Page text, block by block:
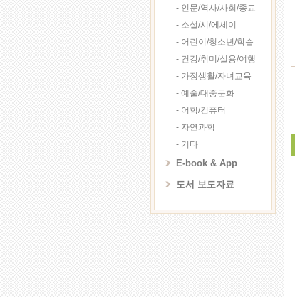
- 인문/역사/사회/종교
- 소설/시/에세이
- 어린이/청소년/학습
- 건강/취미/실용/여행
- 가정생활/자녀교육
- 예술/대중문화
- 어학/컴퓨터
- 자연과학
- 기타
E-book & App
도서 보도자료